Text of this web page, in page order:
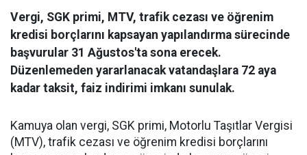
Vergi, SGK primi, MTV, trafik cezası ve öğrenim
kredisi borçlarını kapsayan yapılandırma sürecinde
başvurular 31 Ağustos'ta sona erecek.
Düzenlemeden yararlanacak vatandaşlara 72 aya
kadar taksit, faiz indirimi imkanı sunulak.
Kamuya olan vergi, SGK primi, Motorlu Taşıtlar Vergisi
(MTV), trafik cezası ve öğrenim kredisi borçlarını